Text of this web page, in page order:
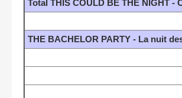
Total THIS COULD BE THE NIGHT
THE BACHELOR PARTY - La nuit